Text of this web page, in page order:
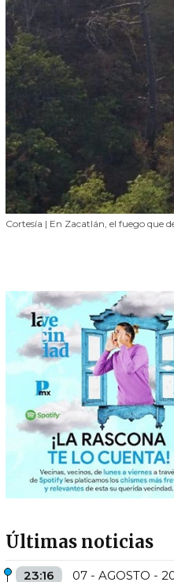
Cortesía | En Zacatlán, el fuego que
Últimas noticias
23:16 07 - AGOSTO -